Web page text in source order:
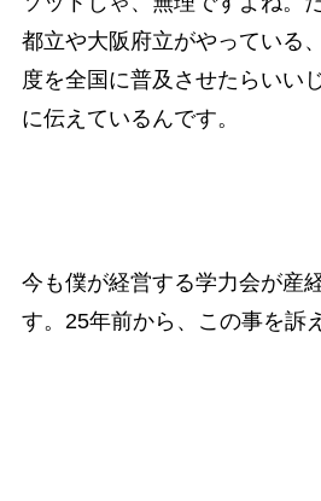
都立や大阪府立がやっている
度を全国に普及させたらいい
に伝えているんです。
今も僕が経営する学力会が産
す。25年前から、この事を訴